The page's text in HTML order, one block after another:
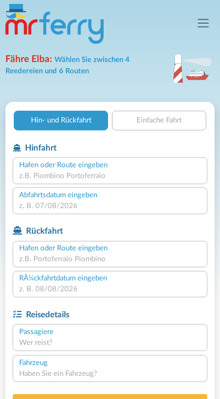
Fähre Elba:Wählen Sie zwischen 4
Reedereien und 6 Routen
Hin- und Rückfahrt Einfache Fahrt
Hinfahrt
Hafen oder Route eingeben
Abfahrtsdatum eingeben
Rückfahrt
Hafen oder Route eingeben
RÃ¼ckfahrtdatum eingeben
Reisedetails
Passagiere
Wer reist?
Fahrzeug
Haben Sie ein Fahrzeug?